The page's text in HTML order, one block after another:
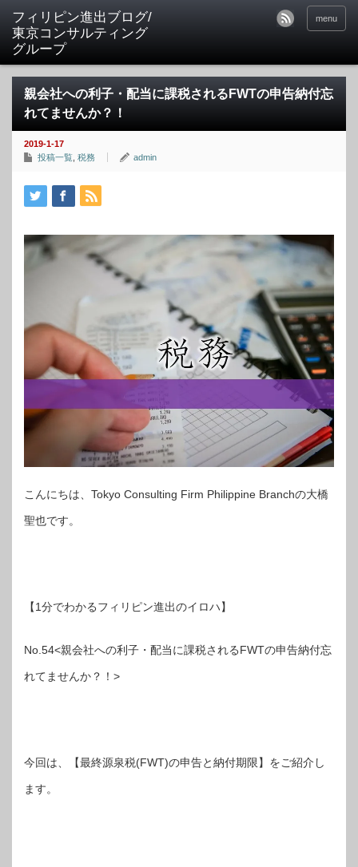
フィリピン進出ブログ/
東京コンサルティング
グループ
menu
親会社への利子・配当に課税されるFWTの申告納付忘
れてませんか？！
2019-1-17
投稿一覧 税務 admin
こんにちは、Tokyo Consulting Firm Philippine Branchの大橋
聖也です。
【1分でわかるフィリピン進出のイロハ】
No.54<親会社への利子・配当に課税されるFWTの申告納付忘
れてませんか？！>
今回は、【最終源泉税(FWT)の申告と納付期限】をご紹介し
ます。